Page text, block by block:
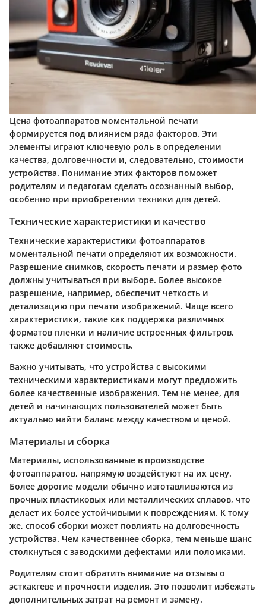
Цена фотоаппаратов моментальной печати
формируется под влиянием ряда факторов. Эти
элементы играют ключевую роль в определении
качества, долговечности и, следовательно, стоимости
устройства. Понимание этих факторов поможет
родителям и педагогам сделать осознанный выбор,
особенно при приобретении техники для детей.
Технические характеристики и качество
Технические характеристики фотоаппаратов
моментальной печати определяют их возможности.
Разрешение снимков, скорость печати и размер фото
должны учитываться при выборе. Более высокое
разрешение, например, обеспечит четкость и
детализацию при печати изображений. Чаще всего
характеристики, такие как поддержка различных
форматов пленки и наличие встроенных фильтров,
также добавляют стоимость.
Важно учитывать, что устройства с высокими
техническими характеристиками могут предложить
более качественные изображения. Тем не менее, для
детей и начинающих пользователей может быть
актуально найти баланс между качеством и ценой.
Материалы и сборка
Материалы, использованные в производстве
фотоаппаратов, напрямую воздейстуют на их цену.
Более дорогие модели обычно изготавливаются из
прочных пластиковых или металлических сплавов, что
делает их более устойчивыми к повреждениям. К тому
же, способ сборки может повлиять на долговечность
устройства. Чем качественнее сборка, тем меньше шанс
столкнуться с заводскими дефектами или поломками.
Родителям стоит обратить внимание на отзывы о
эсткакгеве и прочности изделия. Это позволит избежать
дополнительных затрат на ремонт и замену.